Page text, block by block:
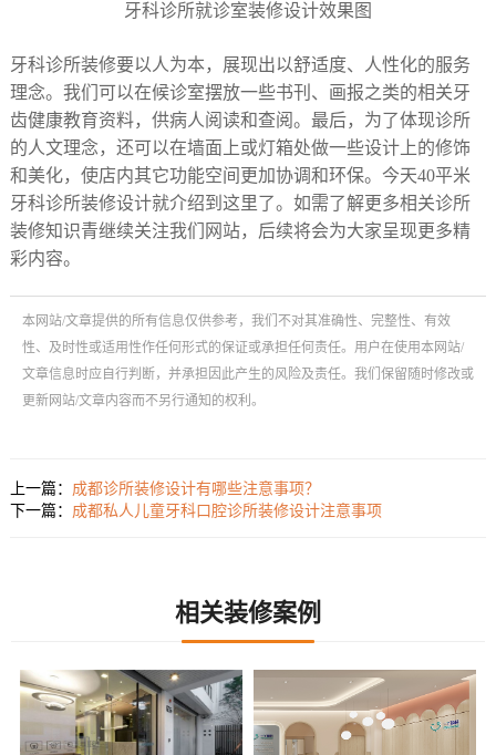
牙科诊所就诊室装修设计效果图
牙科诊所装修要以人为本，展现出以舒适度、人性化的服务
理念。我们可以在候诊室摆放一些书刊、画报之类的相关牙
齿健康教育资料，供病人阅读和查阅。最后，为了体现诊所
的人文理念，还可以在墙面上或灯箱处做一些设计上的修饰
和美化，使店内其它功能空间更加协调和环保。今天40平米
牙科诊所装修设计就介绍到这里了。如需了解更多相关诊所
装修知识青继续关注我们网站，后续将会为大家呈现更多精
彩内容。
本网站/文章提供的所有信息仅供参考，我们不对其准确性、完整性、有效
性、及时性或适用性作任何形式的保证或承担任何责任。用户在使用本网站/
文章信息时应自行判断，并承担因此产生的风险及责任。我们保留随时修改或
更新网站/文章内容而不另行通知的权利。
上一篇： 成都诊所装修设计有哪些注意事项？
下一篇： 成都私人儿童牙科口腔诊所装修设计注意事项
相关装修案例